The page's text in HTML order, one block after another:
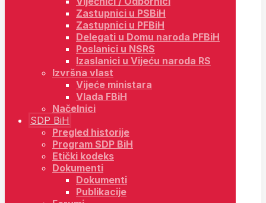
Zastupnici u PSBiH
Zastupnici u PFBiH
Delegati u Domu naroda PFBiH
Poslanici u NSRS
Izaslanici u Vijeću naroda RS
Izvršna vlast
Vijeće ministara
Vlada FBiH
Načelnici
SDP BiH
Pregled historije
Program SDP BiH
Etički kodeks
Dokumenti
Dokumenti
Publikacije